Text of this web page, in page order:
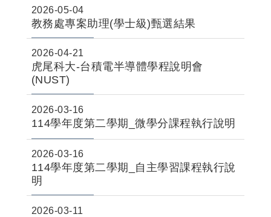
2026-05-04
教務處專案助理(學士級)甄選結果
2026-04-21
虎尾科大-台積電半導體學程說明會
(NUST)
2026-03-16
114學年度第二學期_微學分課程執行說明
2026-03-16
114學年度第二學期_自主學習課程執行說
明
2026-03-11